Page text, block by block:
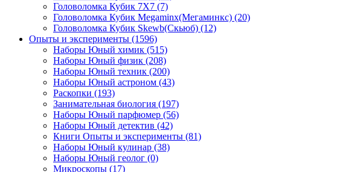
Головоломка Кубик 7Х7 (7)
Головоломка Кубик Megaminx(Мегаминкс) (20)
Головоломка Кубик Skewb(Скьюб) (12)
Опыты и эксперименты (1596)
Наборы Юный химик (515)
Наборы Юный физик (208)
Наборы Юный техник (200)
Наборы Юный астроном (43)
Раскопки (193)
Занимательная биология (197)
Наборы Юный парфюмер (56)
Наборы Юный детектив (42)
Книги Опыты и эксперименты (81)
Наборы Юный кулинар (38)
Наборы Юный геолог (0)
Микроскопы (17)